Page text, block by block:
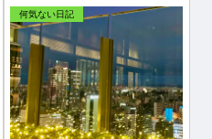
何気ない日記